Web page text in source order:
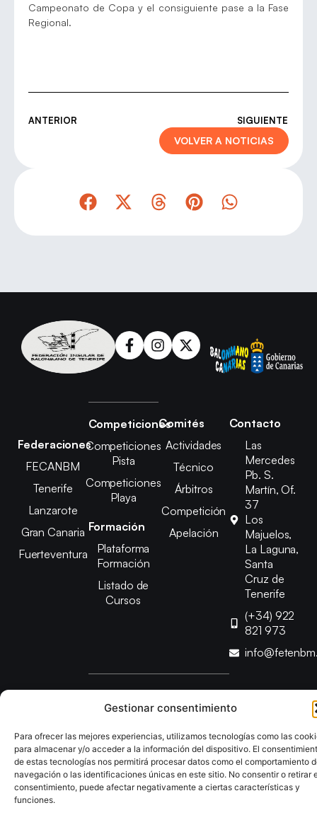
Gestionar consentimiento
Para ofrecer las mejores experiencias, utilizamos tecnologías como las
para almacenar y/o acceder a la información del dispositivo. El
de estas tecnologías nos permitirá procesar datos como el comportamiento
navegación o las identificaciones únicas en este sitio. No consentir o retirar
consentimiento, puede afectar negativamente a ciertas características y
funciones.
Campeonato de Copa y el consiguiente pase a la Fase
Regional.
ANTERIOR SIGUIENTE
VOLVER A NOTICIAS
Federaciones
FECANBM
Tenerife
Lanzarote
Gran Canaria
Fuerteventura
Competiciones
Competiciones
Pista
Competiciones
Playa
Formación
Plataforma
Formación
Listado de
Cursos
Comités
Actividades
Técnico
Árbitros
Competición
Apelación
Contacto
Las
Mercedes
Pb. S.
Martín, Of.
37
Los
Majuelos,
La Laguna,
Santa
Cruz de
Tenerife
(+34) 922
821 973
Desarrollado porTOOOLS
Aviso LegalPolítica de CookiesPolítica de Privacidad
Declaración de AccesibilidadPolítica de Ventas